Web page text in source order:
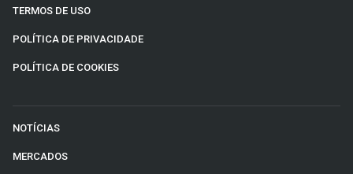
TERMOS DE USO
POLÍTICA DE PRIVACIDADE
POLÍTICA DE COOKIES
NOTÍCIAS
MERCADOS